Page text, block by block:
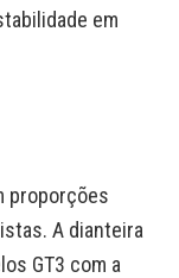
em
proporções
A dianteira
GT3 com a